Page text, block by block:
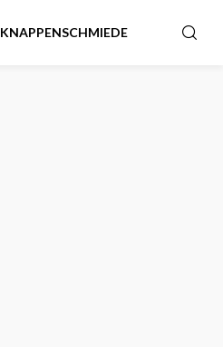
KNAPPENSCHMIEDE